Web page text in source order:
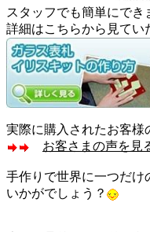
スタッフでも簡単にでき
詳細はこちらから見てい
実際に購入されたお客様
お客さまの声を見
手作りで世界に一つだけ
いかがでしょう？